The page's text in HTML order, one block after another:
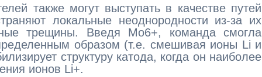
также могут выступать в качестве путей
локальные неоднородности из-за их
трещины. Введя Mo6+, команда смогла
образом (т.е. смешивая ионы Li и
структуру катода, когда он наиболее
ионов Li+.